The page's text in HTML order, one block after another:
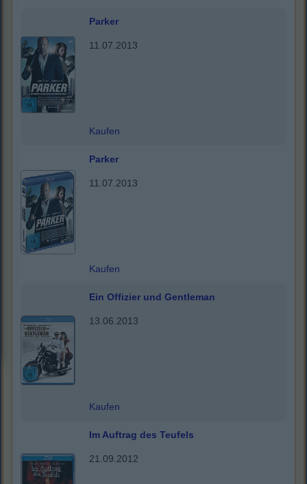
Parker
11.07.2013
Kaufen
Parker
11.07.2013
Kaufen
Ein Offizier und Gentleman
13.06.2013
Kaufen
Im Auftrag des Teufels
21.09.2012